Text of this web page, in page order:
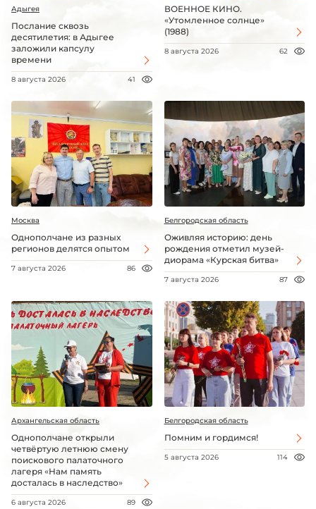
Адыгея
Послание сквозь
десятилетия: в Адыгее
заложили капсулу
времени
8 августа 2026 41
ВОЕННОЕ КИНО.
«Утомленное солнце»
(1988)
8 августа 2026 62
Москва
Однополчане из разных
регионов делятся опытом
7 августа 2026 86
Белгородская область
Оживляя историю: день
рождения отметил музей-
диорама «Курская битва»
7 августа 2026 87
Архангельская область
Однополчане открыли
четвёртую летнюю смену
поискового палаточного
лагеря «Нам память
досталась в наследство»
6 августа 2026 89
Белгородская область
Помним и гордимся!
5 августа 2026 114